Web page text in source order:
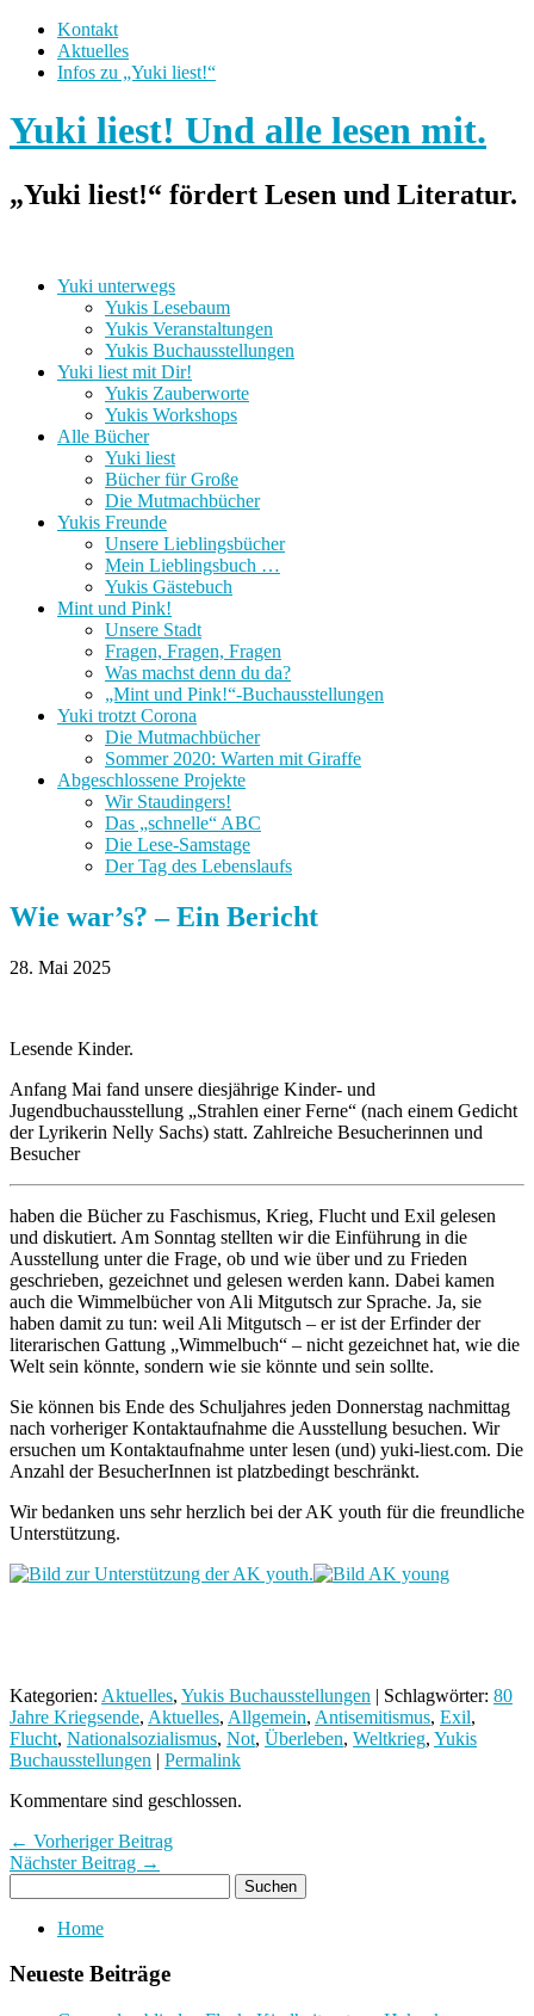
Kontakt
Aktuelles
Infos zu „Yuki liest!“
Yuki liest! Und alle lesen mit.
„Yuki liest!“ fördert Lesen und Literatur.
Yuki unterwegs
Yukis Lesebaum
Yukis Veranstaltungen
Yukis Buchausstellungen
Yuki liest mit Dir!
Yukis Zauberworte
Yukis Workshops
Alle Bücher
Yuki liest
Bücher für Große
Die Mutmachbücher
Yukis Freunde
Unsere Lieblingsbücher
Mein Lieblingsbuch …
Yukis Gästebuch
Mint und Pink!
Unsere Stadt
Fragen, Fragen, Fragen
Was machst denn du da?
„Mint und Pink!“-Buchausstellungen
Yuki trotzt Corona
Die Mutmachbücher
Sommer 2020: Warten mit Giraffe
Abgeschlossene Projekte
Wir Staudingers!
Das „schnelle“ ABC
Die Lese-Samstage
Der Tag des Lebenslaufs
Wie war’s? – Ein Bericht
28. Mai 2025
Lesende Kinder.
Anfang Mai fand unsere diesjährige Kinder- und
Jugendbuchausstellung „Strahlen einer Ferne“ (nach einem Gedicht
der Lyrikerin Nelly Sachs) statt. Zahlreiche Besucherinnen und
Besucher
haben die Bücher zu Faschismus, Krieg, Flucht und Exil gelesen
und diskutiert. Am Sonntag stellten wir die Einführung in die
Ausstellung unter die Frage, ob und wie über und zu Frieden
geschrieben, gezeichnet und gelesen werden kann. Dabei kamen
auch die Wimmelbücher von Ali Mitgutsch zur Sprache. Ja, sie
haben damit zu tun: weil Ali Mitgutsch – er ist der Erfinder der
literarischen Gattung „Wimmelbuch“ – nicht gezeichnet hat, wie die
Welt sein könnte, sondern wie sie könnte und sein sollte.
Sie können bis Ende des Schuljahres jeden Donnerstag nachmittag
nach vorheriger Kontaktaufnahme die Ausstellung besuchen. Wir
ersuchen um Kontaktaufnahme unter lesen (und) yuki-liest.com. Die
Anzahl der BesucherInnen ist platzbedingt beschränkt.
Wir bedanken uns sehr herzlich bei der AK youth für die freundliche
Unterstützung.
Kategorien: Aktuelles, Yukis Buchausstellungen | Schlagwörter: 80
Jahre Kriegsende, Aktuelles, Allgemein, Antisemitismus, Exil,
Flucht, Nationalsozialismus, Not, Überleben, Weltkrieg, Yukis
Buchausstellungen | Permalink
Kommentare sind geschlossen.
← Vorheriger Beitrag
Nächster Beitrag →
Home
Neueste Beiträge